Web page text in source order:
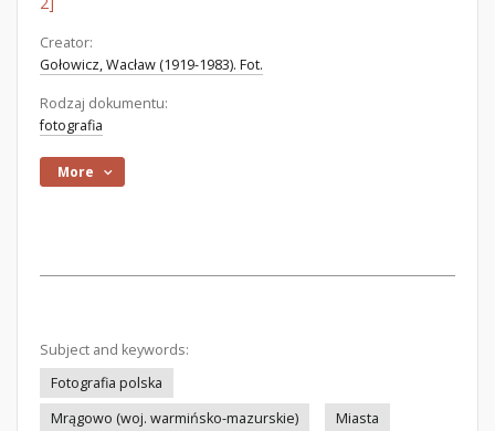
Creator:
Gołowicz, Wacław (1919-1983). Fot.
Rodzaj dokumentu:
fotografia
More
Subject and keywords:
Fotografia polska
Mrągowo (woj. warmińsko-mazurskie)
Miasta